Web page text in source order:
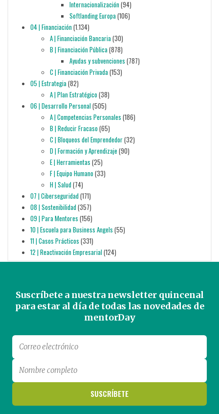
Internacionalización(94)
Softlanding Europa(106)
04 | Financiación(1.134)
A | Financiación Bancaria(30)
B | Financiación Pública(878)
Ayudas y subvenciones (787)
C | Financiación Privada(153)
05 | Estrategia(82)
A | Plan Estratégico(38)
06 | Desarrollo Personal(505)
A | Competencias Personales (186)
B | Reducir Fracaso(65)
C | Bloqueos del Emprendedor(32)
D | Formación y Aprendizaje (90)
E | Herramientas (25)
F | Equipo Humano(33)
H | Salud(74)
07 | Ciberseguridad(171)
08 | Sostenibilidad(357)
09 | Para Mentores (156)
10 | Escuela para Business Angels (55)
11 | Casos Prácticos (331)
12 | Reactivación Empresarial(124)
Suscríbete a nuestra newsletter quincenal
para estar al día de todas las novedades de
mentorDay